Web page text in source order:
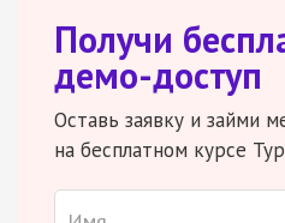
Получи
демо-доступ
Оставь заявку и займи
на бесплатном курсе